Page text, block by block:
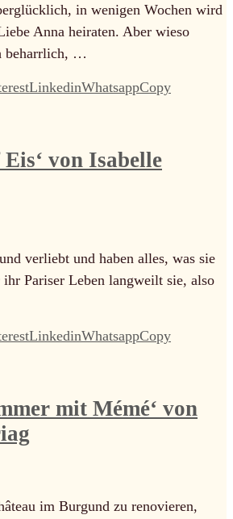
in wenigen Wochen wird
Anna heiraten. Aber wieso
beharrlich, …
LinkedinWhatsappCopy
Eis‘ von Isabelle
verliebt und haben alles, was sie
ihr Pariser Leben langweilt sie, also
LinkedinWhatsappCopy
mit Mémé‘ von
im Burgund zu renovieren,